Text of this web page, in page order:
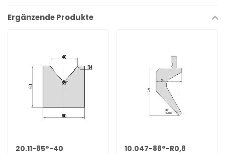
Ergänzende Produkte
20.11-85°-40 10.047-88°-R0,8